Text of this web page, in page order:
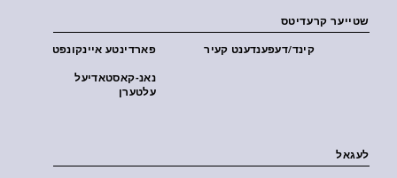
שטייער קרעדיטס
פארדינטע איינקונפט קינד/דעפענדענט קעיר
נאנ-קאסטאדיעל
עלטערן
לעגאל